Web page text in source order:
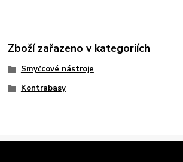
Zboží zařazeno v kategoriích
Smyčcové nástroje
Kontrabasy